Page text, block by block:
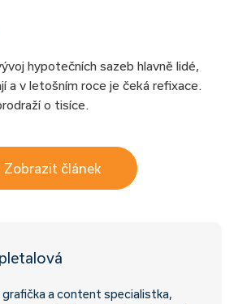
hypotečních sazeb hlavně lidé,
a v letošním roce je čeká refixace.
o tisíce.
Zobrazit článek
grafička a content specialistka,